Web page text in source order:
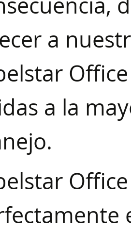
a
a la